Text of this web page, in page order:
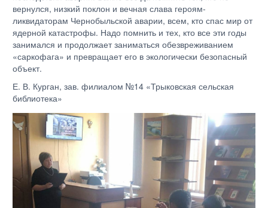
вернулся, низкий поклон и вечная слава героям-
ликвидаторам Чернобыльской аварии, всем, кто спас мир от
ядерной катастрофы. Надо помнить и тех, кто все эти годы
занимался и продолжает заниматься обезвреживанием
«саркофага» и превращает его в экологически безопасный
объект.
Е. В. Курган, зав. филиалом №14 «Трыковская сельская
библиотека»